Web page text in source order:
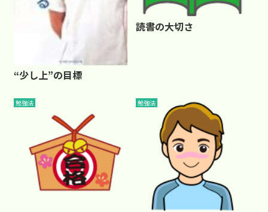
“少し上”の目標
読書の大切さ
勉強法 勉強法